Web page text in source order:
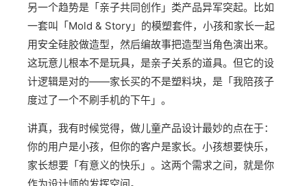
另一个趋势是「亲子共同创作」类产品异军突起。比如
一套叫「Mold & Story」的模塑套件，小孩和家长一起
用安全硅胶做造型，然后编故事把造型当角色演出来。
这玩意儿根本不是玩具，是亲子关系的道具。但它的设
计逻辑是对的——家长买的不是塑料块，是「我陪孩子
度过了一个不刷手机的下午」。
讲真，我有时候觉得，做儿童产品设计最妙的点在于：
你的用户是小孩，但你的客户是家长。小孩想要快乐，
家长想要「有意义的快乐」。这两个需求之间，就是你